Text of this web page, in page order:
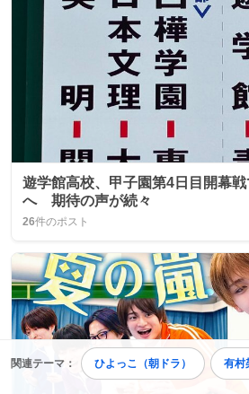
関連テーマ： ひよっこ（朝ドラ） 有村
遊学館高校、甲子園第4日目開幕
へ 期待の声が続々
26件のポスト